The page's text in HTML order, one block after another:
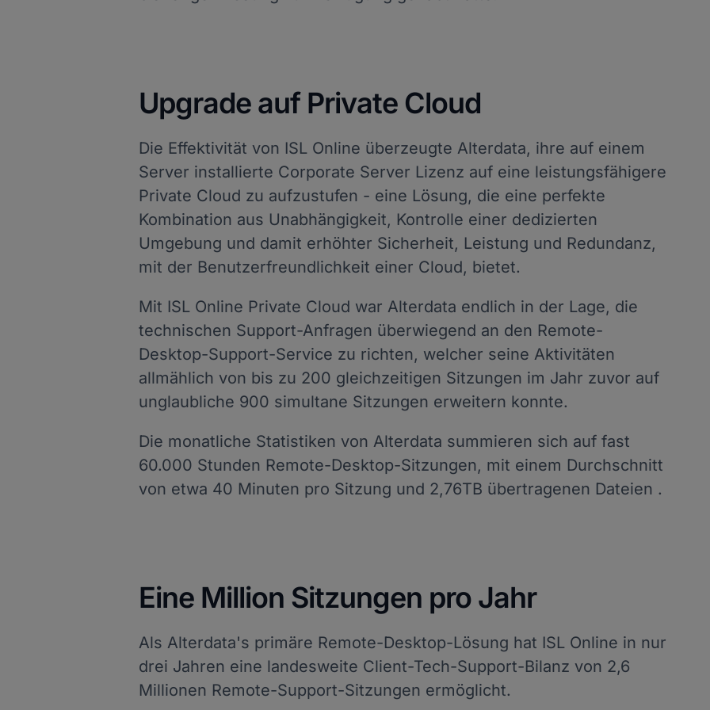
Upgrade auf Private Cloud
Die Effektivität von ISL Online überzeugte Alterdata, ihre auf einem
Server installierte Corporate Server Lizenz auf eine leistungsfähigere
Private Cloud zu aufzustufen - eine Lösung, die eine perfekte
Kombination aus Unabhängigkeit, Kontrolle einer dedizierten
Umgebung und damit erhöhter Sicherheit, Leistung und Redundanz,
mit der Benutzerfreundlichkeit einer Cloud, bietet.
Mit ISL Online Private Cloud war Alterdata endlich in der Lage, die
technischen Support-Anfragen überwiegend an den Remote-
Desktop-Support-Service zu richten, welcher seine Aktivitäten
allmählich von bis zu 200 gleichzeitigen Sitzungen im Jahr zuvor auf
unglaubliche 900 simultane Sitzungen erweitern konnte.
Die monatliche Statistiken von Alterdata summieren sich auf fast
60.000 Stunden Remote-Desktop-Sitzungen, mit einem Durchschnitt
von etwa 40 Minuten pro Sitzung und 2,76TB übertragenen Dateien .
Eine Million Sitzungen pro Jahr
Als Alterdata's primäre Remote-Desktop-Lösung hat ISL Online in nur
drei Jahren eine landesweite Client-Tech-Support-Bilanz von 2,6
Millionen Remote-Support-Sitzungen ermöglicht.